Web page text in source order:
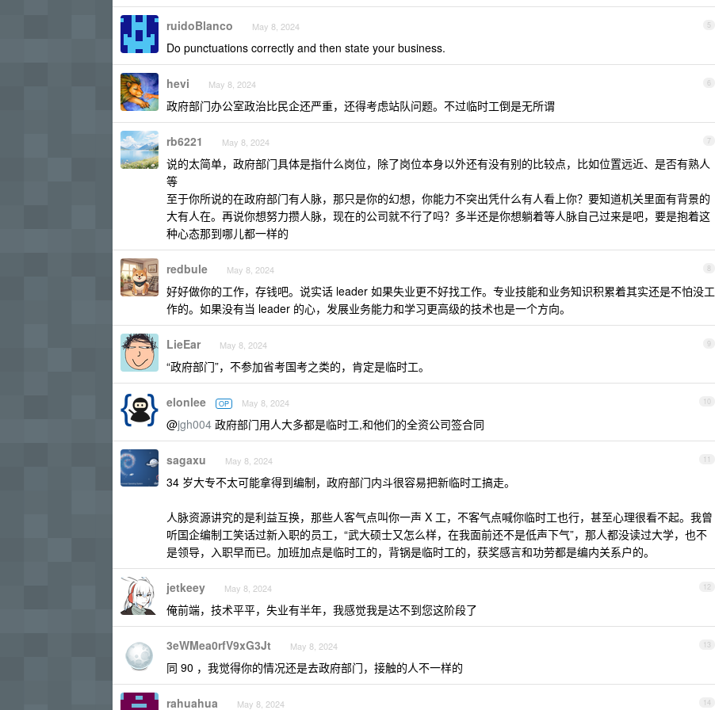
5
ruidoBlanco May 8, 2024
Do punctuations correctly and then state your business.
6
hevi May 8, 2024
政府部门办公室政治比民企还严重，还得考虑站队问题。不过临时工倒是无所谓
7
rb6221 May 8, 2024
说的太简单，政府部门具体是指什么岗位，除了岗位本身以外还有没有别的比较点，比如位置远近、是否有熟人
等
至于你所说的在政府部门有人脉，那只是你的幻想，你能力不突出凭什么有人看上你？要知道机关里面有背景的
大有人在。再说你想努力攒人脉，现在的公司就不行了吗？多半还是你想躺着等人脉自己过来是吧，要是抱着这
种心态那到哪儿都一样的
8
redbule May 8, 2024
好好做你的工作，存钱吧。说实话 leader 如果失业更不好找工作。专业技能和业务知识积累着其实还是不怕没工
作的。如果没有当 leader 的心，发展业务能力和学习更高级的技术也是一个方向。
9
LieEar May 8, 2024
“政府部门”，不参加省考国考之类的，肯定是临时工。
10
elonlee OP May 8, 2024
@jgh004 政府部门用人大多都是临时工,和他们的全资公司签合同
11
sagaxu May 8, 2024
34 岁大专不太可能拿得到编制，政府部门内斗很容易把新临时工搞走。
人脉资源讲究的是利益互换，那些人客气点叫你一声 X 工，不客气点喊你临时工也行，甚至心理很看不起。我曾
听国企编制工笑话过新入职的员工，“武大硕士又怎么样，在我面前还不是低声下气”，那人都没读过大学，也不
是领导，入职早而已。加班加点是临时工的，背锅是临时工的，获奖感言和功劳都是编内关系户的。
12
jetkeey May 8, 2024
俺前端，技术平平，失业有半年，我感觉我是达不到您这阶段了
13
3eWMea0rfV9xG3Jt May 8, 2024
同 90 ，我觉得你的情况还是去政府部门，接触的人不一样的
14
rahuahua May 8, 2024